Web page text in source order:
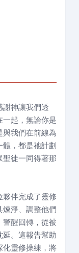
神讓我們透
起，無論你是
我們在前線為
，都是祂計劃
徒一同得著那
伴完成了靈修
淨、調整他們
醒回轉，從被
。這報告幫助
靈修操練，將